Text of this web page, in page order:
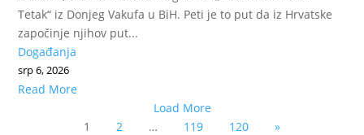
Tetak“ iz Donjeg Vakufa u BiH. Peti je to put da iz Hrvatske
započinje njihov put...
Događanja
srp 6, 2026
Read More
Load More
1
2 … 119 120 »